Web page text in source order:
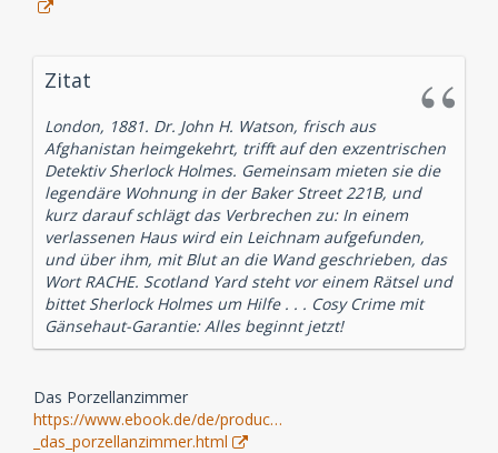
Zitat
London, 1881. Dr. John H. Watson, frisch aus
Afghanistan heimgekehrt, trifft auf den exzentrischen
Detektiv Sherlock Holmes. Gemeinsam mieten sie die
legendäre Wohnung in der Baker Street 221B, und
kurz darauf schlägt das Verbrechen zu: In einem
verlassenen Haus wird ein Leichnam aufgefunden,
und über ihm, mit Blut an die Wand geschrieben, das
Wort RACHE. Scotland Yard steht vor einem Rätsel und
bittet Sherlock Holmes um Hilfe . . . Cosy Crime mit
Gänsehaut-Garantie: Alles beginnt jetzt!
Das Porzellanzimmer
https://www.ebook.de/de/produc…
_das_porzellanzimmer.html